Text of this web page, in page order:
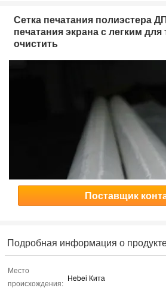
Сетка печатания полиэстера
печатания экрана с легким
очистить
Поставщик
Подробная информация о
Место
происхождения:
Hebei Кита